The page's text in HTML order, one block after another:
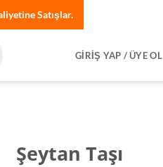
Satışlar.
GIRIŞ YAP / ÜYE OL
Şeytan Taşı